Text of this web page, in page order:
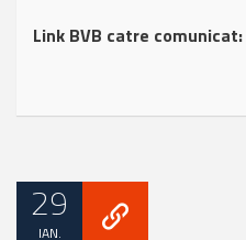
Link BVB catre comunicat:
29
IAN.